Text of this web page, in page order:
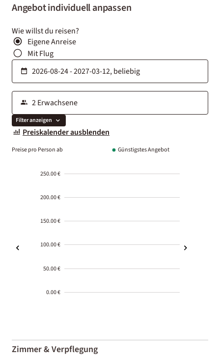
Angebot individuell anpassen
Wie willst du reisen?
Eigene Anreise
Mit Flug
Filter anzeigen
Preiskalender ausblenden
Preise pro Person ab Günstigstes Angebot
250.00 €
200.00 €
150.00 €
100.00 €
50.00 €
0.00 €
01-02
Zimmer & Verpflegung